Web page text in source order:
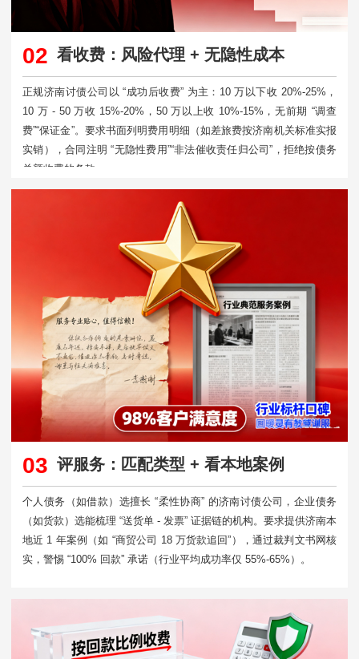
02 看收费：风险代理 + 无隐性成本
正规济南讨债公司以 “成功后收费” 为主：10 万以下收 20%-25%，
10 万 - 50 万收 15%-20%，50 万以上收 10%-15%，无前期 “调查
费”“保证金”。要求书面列明费用明细（如差旅费按济南机关标准实报
实销），合同注明 “无隐性费用”“非法催收责任归公司”，拒绝按债务
总额收费的条款。
03 评服务：匹配类型 + 看本地案例
个人债务（如借款）选擅长 “柔性协商” 的济南讨债公司，企业债务
（如货款）选能梳理 “送货单 - 发票” 证据链的机构。要求提供济南本
地近 1 年案例（如 “商贸公司 18 万货款追回”），通过裁判文书网核
实，警惕 “100% 回款” 承诺（行业平均成功率仅 55%-65%）。